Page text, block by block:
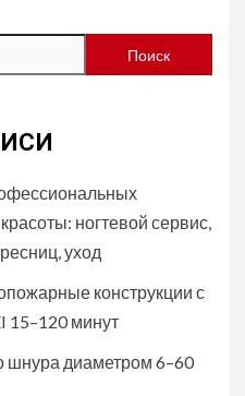
Поиск
ногтевой сервис,
уход
конструкции с
15–120 минут
шнура диаметром 6–60